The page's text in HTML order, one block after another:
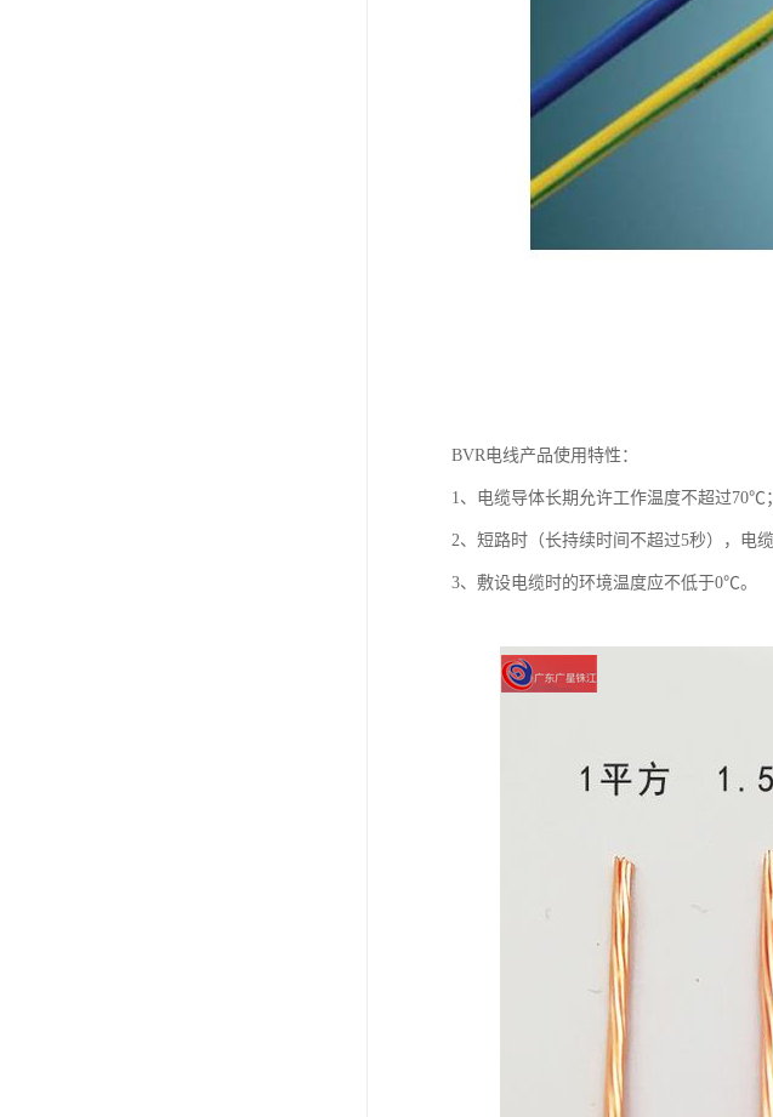
BVR电线产品使用特性：
1、电缆导体长期允许工作温度不超过70℃；
2、短路时（长持续时间不超过5秒），电
3、敷设电缆时的环境温度应不低于0℃。